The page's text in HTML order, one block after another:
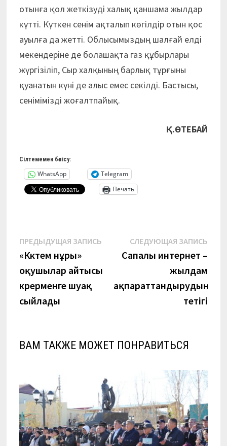
отынға қол жеткізуді халық қаншама жылдар
күтті. Күткен сенім ақталып көгілдір отын қос
ауылға да жетті. Облысымыздың шалғай елді
мекендеріне де болашақта газ құбырлары
жүргізіліп, Сыр халқының барлық тұрғыны
қуанатын күні де алыс емес секілді. Бастысы,
сенімімізді жоғалтпайық.
Қ.ӨТЕБАЙ
Сілтемемен бөлісу:
WhatsApp
Telegram
Печать
Навигация
по
записям
ПРЕДЫДУЩАЯ ЗАПИСЬПредыдущая
запись:
«Көктем нұры»
оқушылар айтысы
көрерменге шуақ
сыйлады
СЛЕДУЮЩАЯ ЗАПИСЬ
Сапалы интернет –
жылдам
ақпараттандырудың
тетігі
ВАМ ТАКЖЕ МОЖЕТ ПОНРАВИТЬСЯ